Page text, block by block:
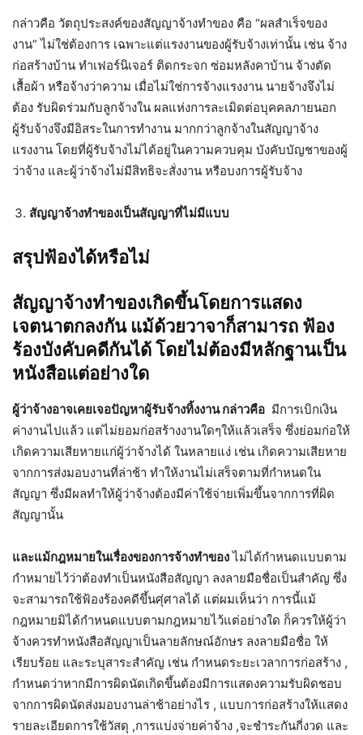
กล่าวคือ วัตถุประสงค์ของสัญญาจ้างทำของ คือ “ผลสำเร็จของ
งาน” ไม่ใช่ต้องการ เฉพาะแต่แรงงานของผู้รับจ้างเท่านั้น เช่น จ้าง
ก่อสร้างบ้าน ทำเฟอร์นิเจอร์ ติดกระจก ซ่อมหลังคาบ้าน จ้างตัด
เสื้อผ้า หรือจ้างว่าความ เมื่อไม่ใช่การจ้างแรงงาน นายจ้างจึงไม่
ต้อง รับผิดร่วมกับลูกจ้างใน ผลแห่งการละเมิดต่อบุคคลภายนอก
ผู้รับจ้างจึงมีอิสระในการทำงาน มากกว่าลูกจ้างในสัญญาจ้าง
แรงงาน โดยที่ผู้รับจ้างไม่ได้อยู่ในความควบคุม บังคับบัญชาของผู้
ว่าจ้าง และผู้ว่าจ้างไม่มีสิทธิจะสั่งงาน หรือบงการผู้รับจ้าง
สัญญาจ้างทำของเป็นสัญญาที่ไม่มีแบบ
สรุปฟ้องได้หรือไม่
สัญญาจ้างทำของเกิดขึ้นโดยการแสดง
เจตนาตกลงกัน แม้ด้วยวาจาก็สามารถ ฟ้อง
ร้องบังคับคดีกันได้ โดยไม่ต้องมีหลักฐานเป็น
หนังสือแต่อย่างใด
ผู้ว่าจ้างอาจเคยเจอปัญหาผู้รับจ้างทิ้งงาน กล่าวคือ มีการเบิกเงิน
ค่างานไปแล้ว แต่ไม่ยอมก่อสร้างงานใดๆให้แล้วเสร็จ ซึ่งย่อมก่อให้
เกิดความเสียหายแก่ผู้ว่าจ้างได้ ในหลายแง่ เช่น เกิดความเสียหาย
จากการส่งมอบงานที่ล่าช้า ทำให้งานไม่เสร็จตามที่กำหนดใน
สัญญา ซึ่งมีผลทำให้ผู้ว่าจ้างต้องมีค่าใช้จ่ายเพิ่มขึ้นจากการที่ผิด
สัญญานั้น
และแม้กฎหมายในเรื่องของการจ้างทำของไม่ได้กำหนดแบบตาม
กำหมายไว้ว่าต้องทำเป็นหนังสือสัญญา ลงลายมือชื่อเป็นสำคัญ ซึ่ง
จะสามารถใช้ฟ้องร้องคดีขึ้นศุ่ศาลได้ แต่ผมเห็นว่า การนี้แม้
กฎหมายมิได้กำหนดแบบตามกฎหมายไว้แต่อย่างใด ก็ควรให้ผู้ว่า
จ้างควรทำหนังสือสัญญาเป็นลายลักษณ์อักษร ลงลายมือชื่อ ให้
เรียบร้อย และระบุสาระสำคัญ เช่น กำหนดระยะเวลาการก่อสร้าง ,
กำหนดว่าหากมีการผิดนัดเกิดขึ้นต้องมีการแสดงความรับผิดชอบ
จากการผิดนัดส่งมอบงานล่าช้าอย่างไร , แบบการก่อสร้างให้แสดง
รายละเอียดการใช้วัสดุ ,การแบ่งจ่ายค่าจ้าง ,จะชำระกันกี่งวด และ